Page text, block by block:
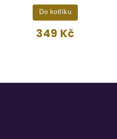
349 Kč
Do kotlíku